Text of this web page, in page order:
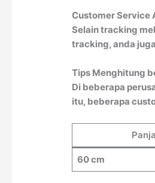
Customer Service
Selain tracking
tracking, anda
Tips Menghitung
Di beberapa
itu, beberapa
60 cm